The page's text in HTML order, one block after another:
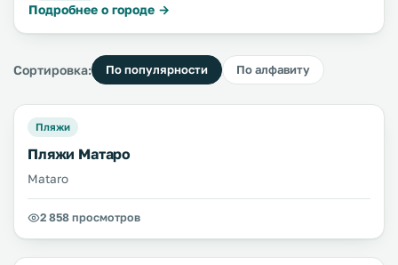
Подробнее о городе →
Сортировка: По популярности По алфавиту
Пляжи
Пляжи Матаро
Mataro
2 858 просмотров